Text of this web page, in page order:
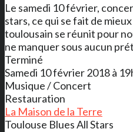
Le samedi 10 février,
stars, ce qui se fait de
toulousain se réunit pour
ne manquer sous aucun
Terminé
Samedi 10 février 2018 à
Musique / Concert
Restauration
La Maison de la Terre
Toulouse Blues All Stars